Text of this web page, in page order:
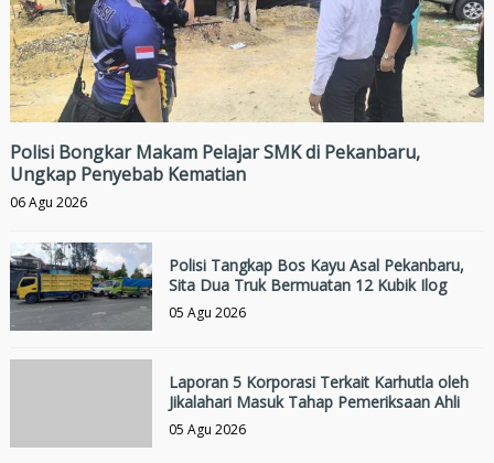
Polisi Bongkar Makam Pelajar SMK di Pekanbaru,
Ungkap Penyebab Kematian
06 Agu 2026
Polisi Tangkap Bos Kayu Asal Pekanbaru,
Sita Dua Truk Bermuatan 12 Kubik Ilog
05 Agu 2026
Laporan 5 Korporasi Terkait Karhutla oleh
Jikalahari Masuk Tahap Pemeriksaan Ahli
05 Agu 2026